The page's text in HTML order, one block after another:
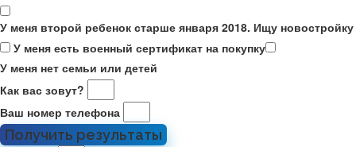
У меня второй ребенок старше января 2018. Ищу новостройку
У меня есть военный сертификат на покупку
У меня нет семьи или детей
Как вас зовут?
Ваш номер телефона
Получить результаты